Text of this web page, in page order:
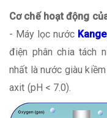
Cơ chế hoạt động
- Máy lọc nước
điện phân chia tách
nhất là nước giàu
axit (pH < 7.0).